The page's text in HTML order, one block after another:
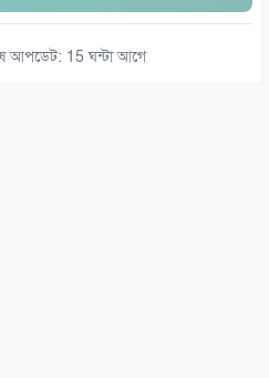
আপডেট: 15 ঘন্টা আগে